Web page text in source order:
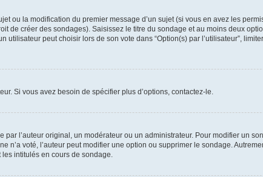
ou la modification du premier message d’un sujet (si vous en avez les
de créer des sondages). Saisissez le titre du sondage et au moins deux
peut choisir lors de son vote dans “Option(s) par l’utilisateur”,
Si vous avez besoin de spécifier plus d’options, contactez-le.
l’auteur original, un modérateur ou un administrateur. Pour modifier un
n’a voté, l’auteur peut modifier une option ou supprimer le sondage.
intitulés en cours de sondage.